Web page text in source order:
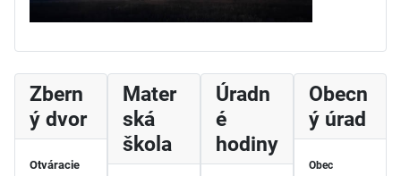
Zbern
ý dvor
Otváracie
Mater
ská
škola
Úradn
é
hodiny
Obecn
ý úrad
Obec